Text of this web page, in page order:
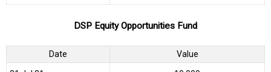
DSP Equity Opportunities Fund
Date Value